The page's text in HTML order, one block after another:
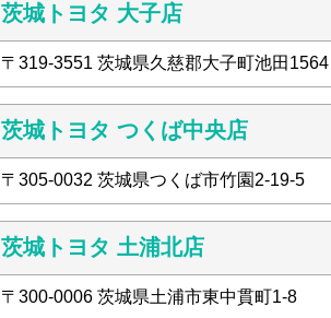
茨城トヨタ 大子店
〒319-3551 茨城県久慈郡大子町池田1564
茨城トヨタ つくば中央店
〒305-0032 茨城県つくば市竹園2-19-5
茨城トヨタ 土浦北店
〒300-0006 茨城県土浦市東中貫町1-8